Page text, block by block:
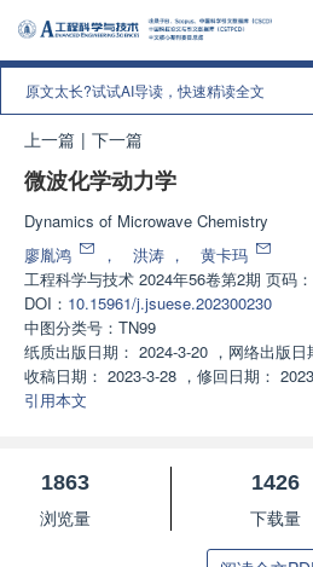
原文太长?试试AI导读，快速精读全文
上一篇 | 下一篇
微波化学动力学
Dynamics of Microwave Chemistry
廖胤鸿
， 洪涛 ，
黄卡玛
工程科学与技术 2024年56卷第2期 页码
DOI： 10.15961/j.jsuese.202300230
中图分类号： TN99
纸质出版日期： 2024-3-20 ， 网络出版日
收稿日期： 2023-3-28 ， 修回日期：
引用本文
1863
浏览量
1426
下载量